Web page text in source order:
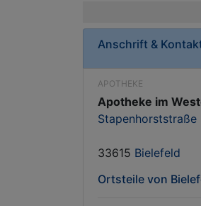
Anschrift &
APOTHEKE
Apotheke im
Stapenhorststraße
33615 Bielefeld
Ortsteile von